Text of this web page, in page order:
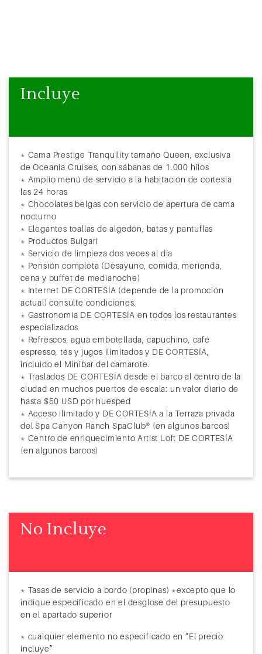
Incluye
* Cama Prestige Tranquility tamaño Queen, exclusiva
de Oceania Cruises, con sábanas de 1.000 hilos
* Amplio menú de servicio a la habitación de cortesía
las 24 horas
* Chocolates belgas con servicio de apertura de cama
nocturno
* Elegantes toallas de algodón, batas y pantuflas
* Productos Bulgari
* Servicio de limpieza dos veces al día
* Pensión completa (Desayuno, comida, merienda,
cena y buffet de medianoche)
* Internet DE CORTESÍA (depende de la promoción
actual) consulte condiciones.
* Gastronomía DE CORTESÍA en todos los restaurantes
especializados
* Refrescos, agua embotellada, capuchino, café
espresso, tés y jugos ilimitados y DE CORTESÍA,
incluido el Minibar del camarote.
* Traslados DE CORTESÍA desde el barco al centro de la
ciudad en muchos puertos de escala: un valor diario de
hasta $50 USD por huésped
* Acceso ilimitado y DE CORTESÍA a la Terraza privada
del Spa Canyon Ranch SpaClub® (en algunos barcos)
* Centro de enriquecimiento Artist Loft DE CORTESÍA
(en algunos barcos)
No Incluye
* Tasas de servicio a bordo (propinas) *excepto que lo
indique especificado en el desglose del presupuesto
en el apartado superior
* cualquier elemento no especificado en “El precio
incluye”